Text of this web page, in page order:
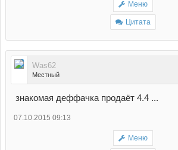
Меню
Цитата
Was62
Местный
знакомая деффачка продаёт 4.4 ...
07.10.2015 09:13
Меню